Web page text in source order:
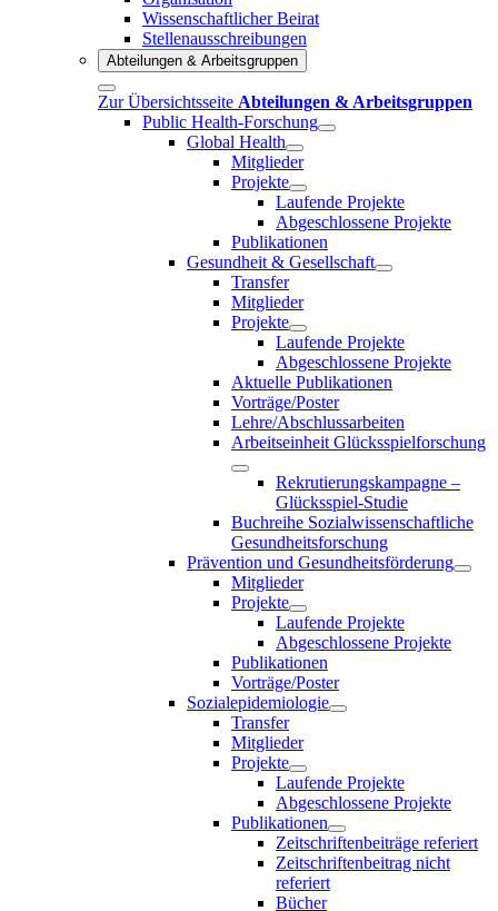
Wissenschaftlicher Beirat
Stellenausschreibungen
Abteilungen & Arbeitsgruppen
Zur Übersichtsseite Abteilungen & Arbeitsgruppen
Public Health-Forschung
Global Health
Mitglieder
Projekte
Laufende Projekte
Abgeschlossene Projekte
Publikationen
Gesundheit & Gesellschaft
Transfer
Mitglieder
Projekte
Laufende Projekte
Abgeschlossene Projekte
Aktuelle Publikationen
Vorträge/Poster
Lehre/Abschlussarbeiten
Arbeitseinheit Glücksspielforschung
Rekrutierungskampagne –
Glücksspiel-Studie
Buchreihe Sozialwissenschaftliche
Gesundheitsforschung
Prävention und Gesundheitsförderung
Mitglieder
Projekte
Laufende Projekte
Abgeschlossene Projekte
Publikationen
Vorträge/Poster
Sozialepidemiologie
Transfer
Mitglieder
Projekte
Laufende Projekte
Abgeschlossene Projekte
Publikationen
Zeitschriftenbeiträge referiert
Zeitschriftenbeitrag nicht
referiert
Bücher